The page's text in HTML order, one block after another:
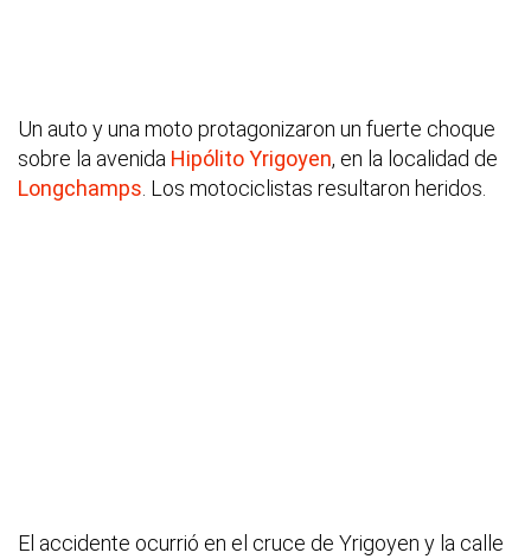
Un auto y una moto protagonizaron un fuerte choque
sobre la avenida Hipólito Yrigoyen, en la localidad de
Longchamps. Los motociclistas resultaron heridos.
El accidente ocurrió en el cruce de Yrigoyen y la calle